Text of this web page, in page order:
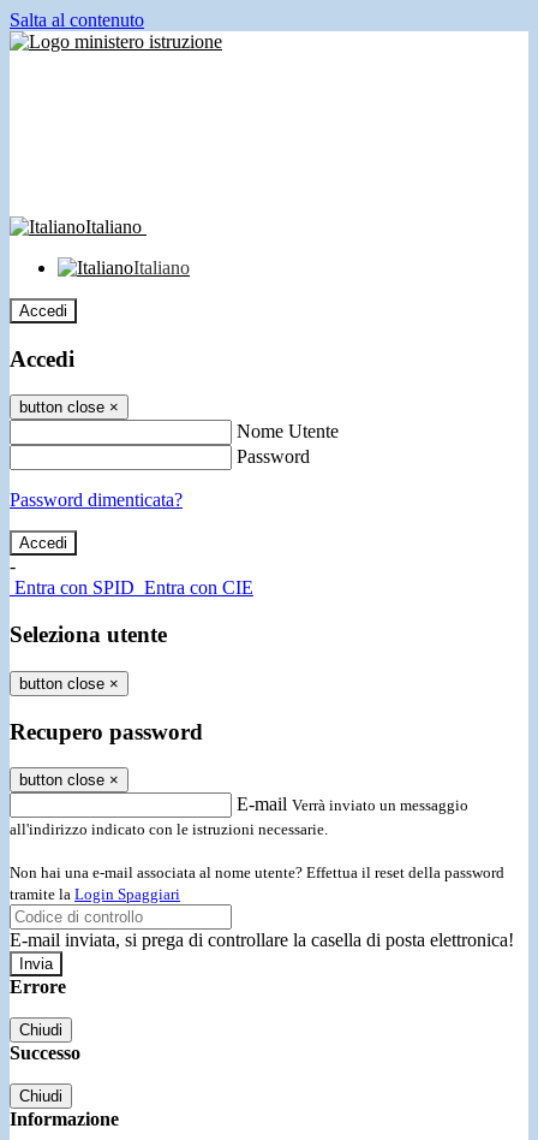
Salta al contenuto
Italiano
Italiano
Accedi
Accedi
button close ×
Nome Utente
Password
Password dimenticata?
-
Entra con SPID Entra con CIE
Seleziona utente
button close ×
Recupero password
button close ×
E-mail Verrà inviato un messaggio
all'indirizzo indicato con le istruzioni necessarie.
Non hai una e-mail associata al nome utente? Effettua il reset della password
tramite la Login Spaggiari
E-mail inviata, si prega di controllare la casella di posta elettronica!
Errore
Chiudi
Successo
Chiudi
Informazione